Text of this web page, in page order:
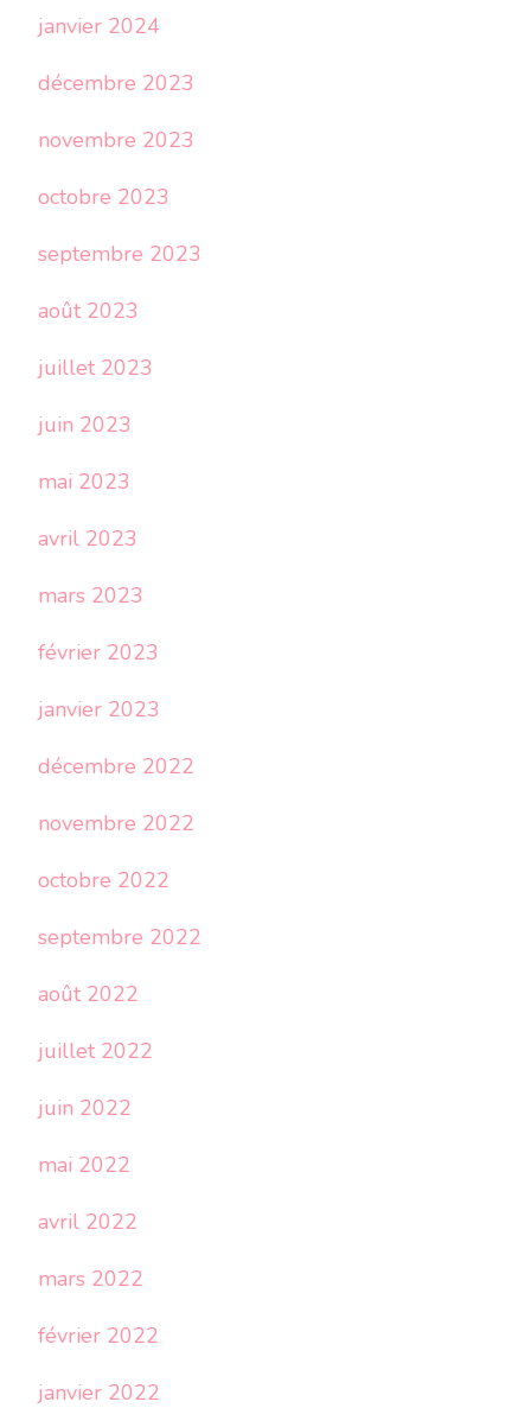
janvier 2024
décembre 2023
novembre 2023
octobre 2023
septembre 2023
août 2023
juillet 2023
juin 2023
mai 2023
avril 2023
mars 2023
février 2023
janvier 2023
décembre 2022
novembre 2022
octobre 2022
septembre 2022
août 2022
juillet 2022
juin 2022
mai 2022
avril 2022
mars 2022
février 2022
janvier 2022